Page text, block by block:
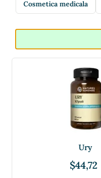
Cosmetica medicala
Ury
$44,72